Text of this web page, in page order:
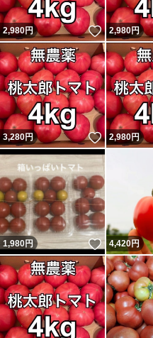
2,980円 いいね！
2,980円
3,280円 いいね！
2,980円
1,980円 いいね！
4,420円